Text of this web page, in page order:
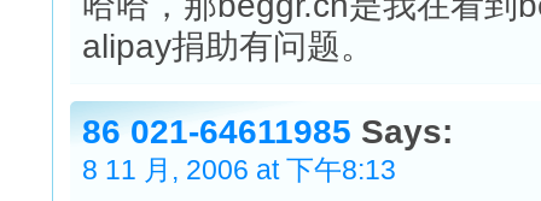
alipay捐助有问题。
86 021-64611985 Says:
8 11 月, 2006 at 下午8:13